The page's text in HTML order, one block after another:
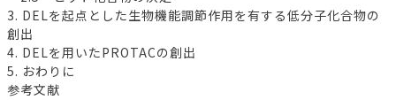
3. DELを起点とした生物機能調節作用を有する低分子化合物の
創出
4. DELを用いたPROTACの創出
5. おわりに
参考文献